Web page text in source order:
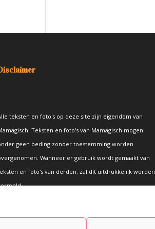
teksten en foto's op deze site zijn eigendom van
Teksten en foto's van Mamagisch mogen
geen beding zonder toestemming worden
Wanneer er gebruik wordt gemaakt van
en foto's van derden, zal dit uitdrukkelijk worden